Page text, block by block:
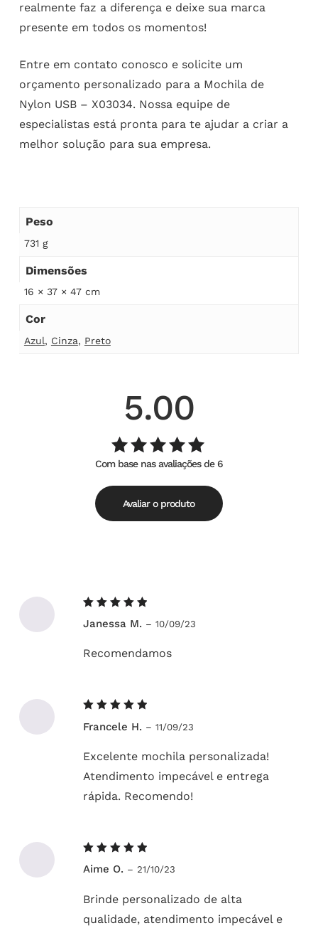
realmente faz a diferença e deixe sua marca
presente em todos os momentos!
Entre em contato conosco e solicite um
orçamento personalizado para a Mochila de
Nylon USB – X03034. Nossa equipe de
especialistas está pronta para te ajudar a criar a
melhor solução para sua empresa.
Peso
731 g
Dimensões
16 × 37 × 47 cm
Cor
Azul, Cinza, Preto
5.00
Avaliação
5.00de
5
Com base nas avaliações de 6
Avaliar o produto
5de 5
Janessa M. – 10/09/23
Recomendamos
5de 5
Francele H. – 11/09/23
Excelente mochila personalizada!
Atendimento impecável e entrega
rápida. Recomendo!
5de 5
Aime O. – 21/10/23
Brinde personalizado de alta
qualidade, atendimento impecável e